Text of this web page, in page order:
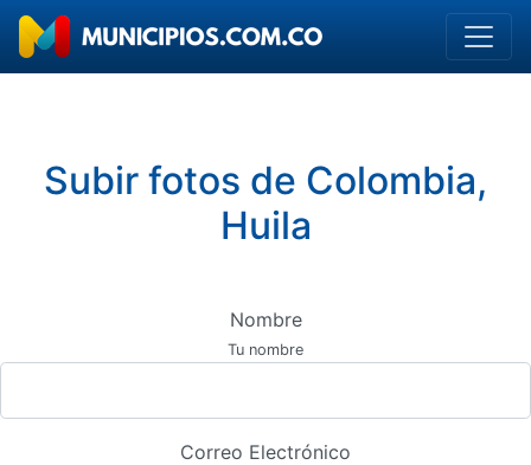
Subir fotos de Colombia,
Huila
Nombre
Tu nombre
Correo Electrónico